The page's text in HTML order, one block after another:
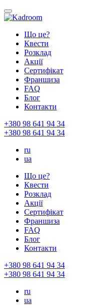
Що це?
Квести
Розклад
Акції
Сертифікат
Франшиза
FAQ
Блог
Контакти
+380 98 641 94 34
+380 98 641 94 34
ru
ua
Що це?
Квести
Розклад
Акції
Сертифікат
Франшиза
FAQ
Блог
Контакти
+380 98 641 94 34
+380 98 641 94 34
ru
ua